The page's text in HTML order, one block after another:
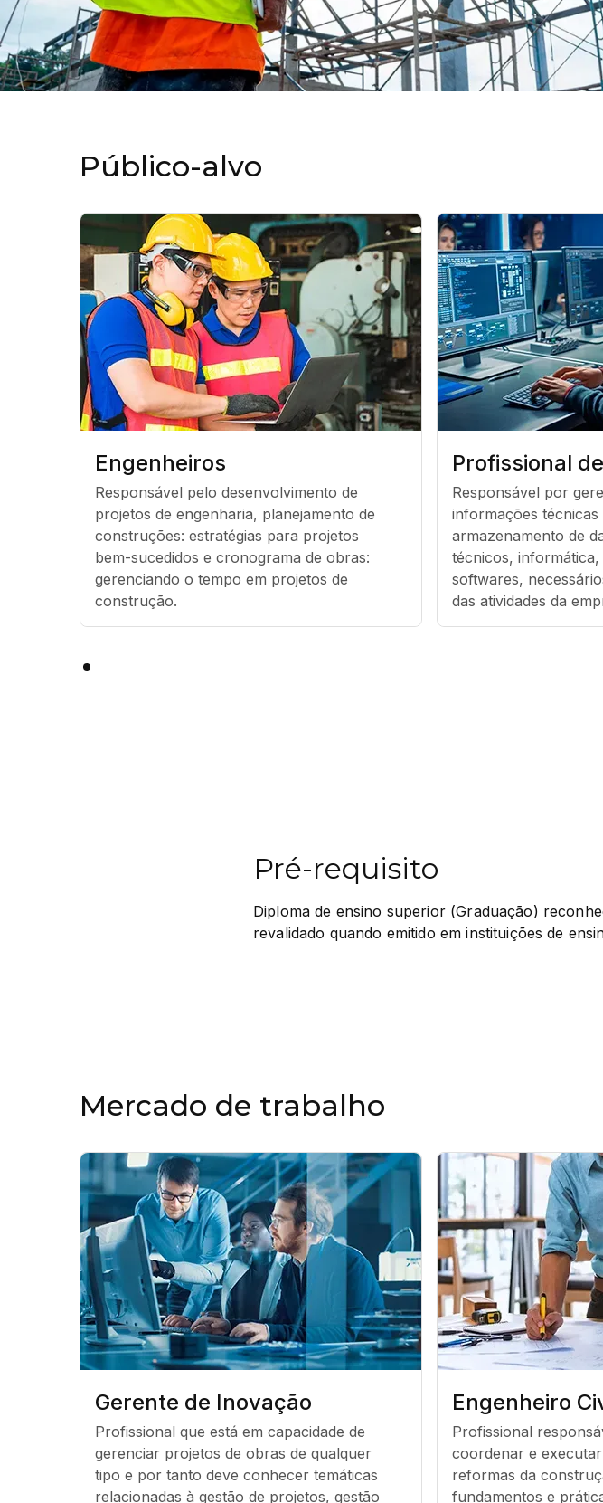
Público-alvo
Engenheiros
Responsável pelo desenvolvimento de
projetos de engenharia, planejamento de
construções: estratégias para projetos
bem-sucedidos e cronograma de obras:
gerenciando o tempo em projetos de
construção.
Profissional
Responsável por
informações técnicas
armazenamento de
técnicos,
softwares,
das atividades da
Pré-requisito
Diploma de ensino superior (Graduação)
revalidado quando emitido em instituições de
Mercado de trabalho
Gerente de Inovação
Profissional que está em capacidade de
gerenciar projetos de obras de qualquer
tipo e por tanto deve conhecer temáticas
relacionadas à gestão de projetos, gestão
Engenheiro
Profissional
coordenar e
reformas da
fundamentos e